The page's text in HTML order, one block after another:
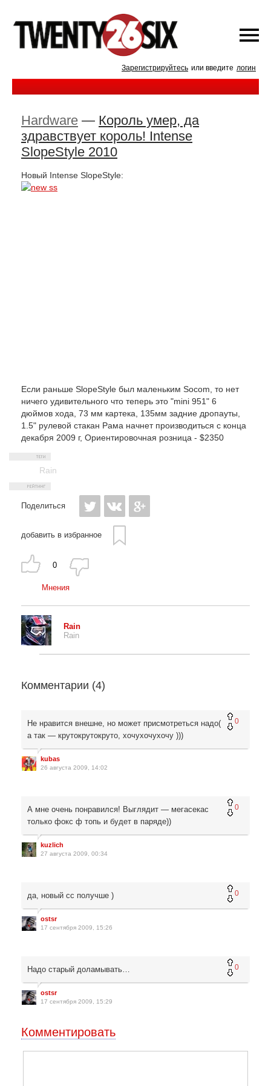
Зарегистрируйтесь или введите логин
Hardware — Король умер, да
здравствует король! Intense
SlopeStyle 2010
Новый Intense SlopeStyle:
Если раньше SlopeStyle был маленьким Socom, то нет
ничего удивительного что теперь это "mini 951" 6
дюймов хода, 73 мм картека, 135мм задние дропауты,
1.5" рулевой стакан Рама начнет производиться с конца
декабря 2009 г, Ориентировочная розница - $2350
Rain
Поделиться
добавить в избранное
0
Мнения
Rain
Rain
Комментарии (4)
0
Не нравится внешне, но может присмотреться надо(
а так — крутокрутокруто, хочухочухочу )))
kubas
26 августа 2009, 14:02
0
А мне очень понравился! Выглядит — мегасекас
только фокс ф топь и будет в паряде))
kuzlich
27 августа 2009, 00:34
0
да, новый сс получше )
ostsr
17 сентября 2009, 15:26
0
Надо старый доламывать…
ostsr
17 сентября 2009, 15:29
Комментировать